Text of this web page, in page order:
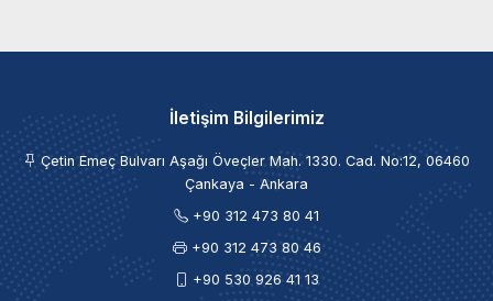
İletişim Bilgilerimiz
Çetin Emeç Bulvarı Aşağı Öveçler Mah. 1330. Cad. No:12, 06460
Çankaya - Ankara
+90 312 473 80 41
+90 312 473 80 46
+90 530 926 41 13